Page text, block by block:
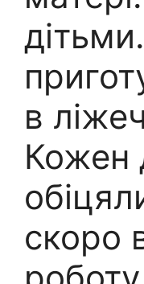
в
Кожен
скоро